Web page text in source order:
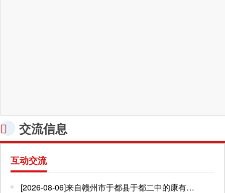
交流信息
互动交流
[2026-08-06]来自赣州市于都县于都二中的康有福点了影片《长安三万里》（动画片）并留言:暑假，孩子想看动画片《长安三万里》，请公益电影放映队安排放映。